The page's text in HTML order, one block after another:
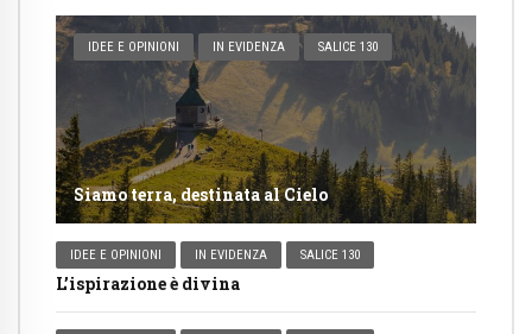
IDEE E OPINIONI IN EVIDENZA SALICE 130
Siamo terra, destinata al Cielo
IDEE E OPINIONI IN EVIDENZA SALICE 130
L’ispirazione è divina